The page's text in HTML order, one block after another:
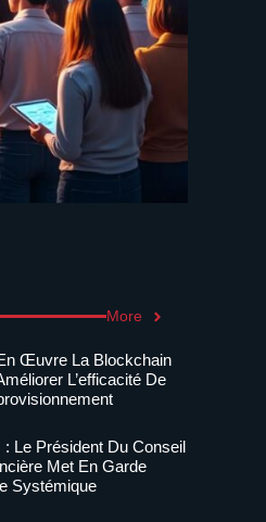
More
Œuvre La Blockchain
L’efficacité De
Le Président Du Conseil
Met En Garde
Systémique